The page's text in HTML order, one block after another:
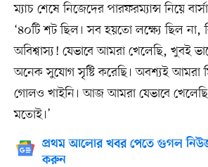
ম্যাচ শেষে নিজেদের পারফরম্যান্স নিয়ে
‘৪০টি শট ছিল। সব হয়তো লক্ষ্যে ছিল না,
অবিশ্বাস্য! যেভাবে আমরা খেলেছি, খুবই
অনেক সুযোগ সৃষ্টি করেছি। অবশ্যই আমরা
গোলও খাইনি। আজ আমরা যেভাবে
মতোই।’
প্রথম আলোর খবর পেতে গুগল
করুন